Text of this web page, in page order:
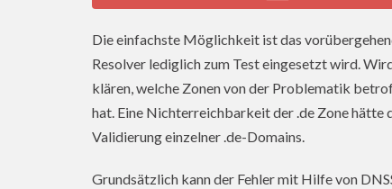
Die einfachste Möglichkeit ist das
Resolver lediglich zum Test eingesetzt wird.
klären, welche Zonen von der Problematik
hat. Eine Nichterreichbarkeit der .de Zone
Validierung einzelner .de-Domains.
Grundsätzlich kann der Fehler mit Hilfe von